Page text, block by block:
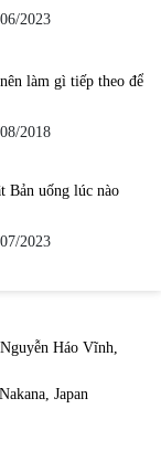
2023
làm gì tiếp theo để
2018
Bản uống lúc nào
2023
Háo Vĩnh,
Japan